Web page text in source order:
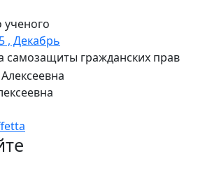
ученого
, Декабрь
самозащиты гражданских прав